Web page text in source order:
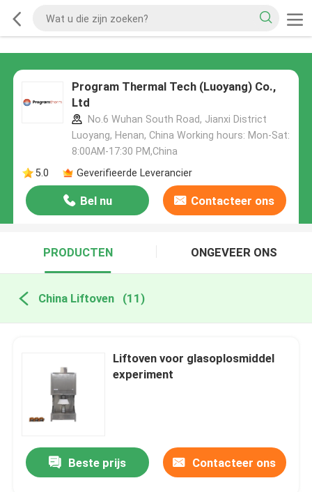
Program Thermal Tech (Luoyang) Co.,
Ltd
No.6 Wuhan South Road, Jianxi District
Luoyang, Henan, China Working hours: Mon-Sat:
8:00AM-17:30 PM,China
5.0
Geverifieerde Leverancier
Bel nu Contacteer ons
PRODUCTEN ONGEVEER ONS
China Liftoven (11)
Liftoven voor glasoplosmiddel
experiment
Beste prijs Contacteer ons